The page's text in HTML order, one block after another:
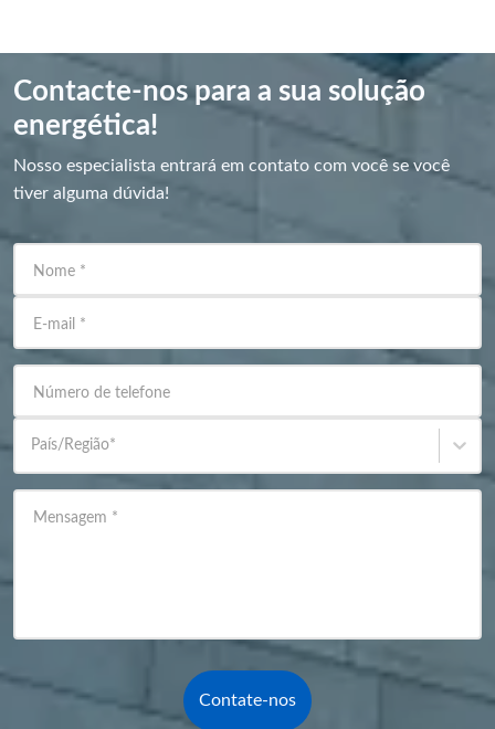
Contacte-nos para a sua solução
energética!
Nosso especialista entrará em contato com você se você
tiver alguma dúvida!
Nome *
E-mail *
Número de telefone
País/Região*
Mensagem *
Contate-nos